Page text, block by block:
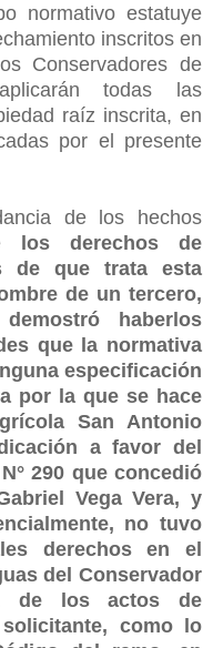
normativo estatuye
inscritos en
Conservadores de
todas las
raíz inscrita, en
por el presente
de los hechos
los derechos de
de que trata esta
de un tercero,
haberlos
que la normativa
especificación
por la que se hace
San Antonio
a favor del
290 que concedió
Vega Vera, y
no tuvo
derechos en el
del Conservador
de los actos de
como lo